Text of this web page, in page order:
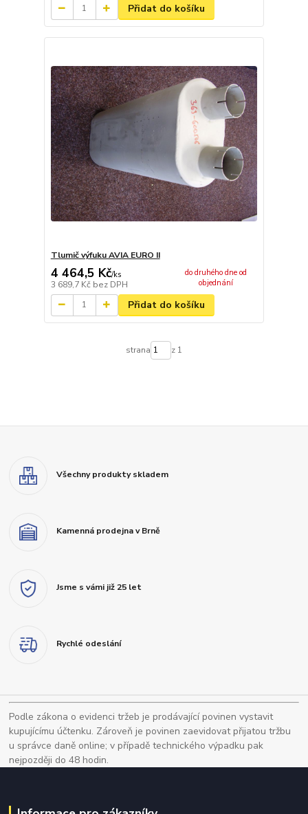
Přidat do košíku
Tlumič výfuku AVIA EURO II
4 464,5 Kč/ks
3 689,7 Kč bez DPH
do druhého dne od
objednání
Přidat do košíku
strana z 1
Všechny produkty skladem
Kamenná prodejna v Brně
Jsme s vámi již 25 let
Rychlé odeslání
Podle zákona o evidenci tržeb je prodávající povinen vystavit
kupujícímu účtenku. Zároveň je povinen zaevidovat přijatou tržbu
u správce daně online; v případě technického výpadku pak
nejpozději do 48 hodin.